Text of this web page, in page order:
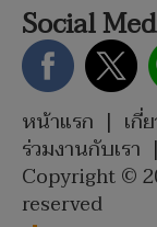
Social
หน้าแรก | เกี่
ร่วมงานกับเรา |
Copyright ©
reserved